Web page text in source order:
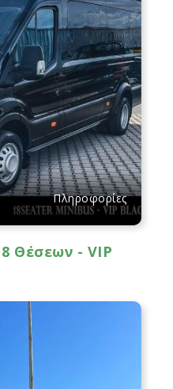
Πληροφορίες
Θέσεων - VIP